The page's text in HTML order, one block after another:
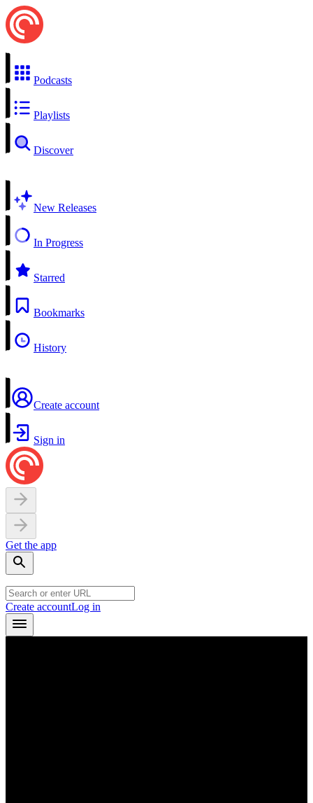
Podcasts
Playlists
Discover
New Releases
In Progress
Starred
Bookmarks
History
Create account
Sign in
Get the app
Create accountLog in